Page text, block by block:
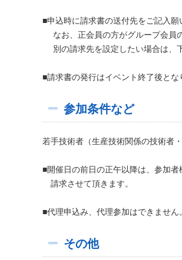
■申込時に請求書の送付先をご記入願
なお、正会員の方がグループ会員
別の請求先を設定したい場合は、
■請求書の発行はイベント終了後とな
参加条件など
若手技術者（生産技術関係の技術者
■開催日の前日の正午以降は、参加
請求させて頂きます。
■代理申込み、代理参加はできません。
その他